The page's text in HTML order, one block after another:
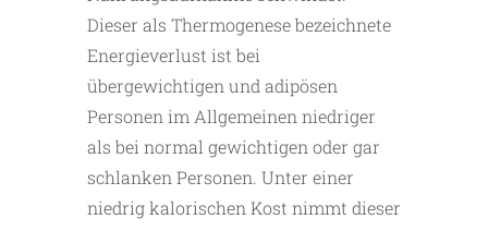
Dieser als Thermogenese bezeichnete
Energieverlust ist bei
übergewichtigen und adipösen
Personen im Allgemeinen niedriger
als bei normal gewichtigen oder gar
schlanken Personen. Unter einer
niedrig kalorischen Kost nimmt dieser